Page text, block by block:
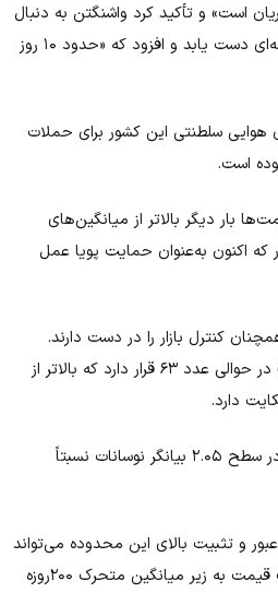
است» و تأکید کرد واشنگتن به دنبال
دستیابی به یک «توافق معنادار» است. او بار دیگر تصریح کرد که ایران نباید به سلاح هسته‌ای دست یابد و افزود که «حدود ۱۰ روز
هوایی سلطنتی این کشور برای حملات
است.
بار دیگر بالاتر از میانگین‌های
قرار گرفته‌اند؛ از جمله میانگین متحرک ساده ۲۰۰روزه در محدوده ۶۲.۲۰ دلار که اکنون به‌عنوان حمایت پویا عمل
کنترل بازار را در دست دارند.
اندیکاتورهای مومنتوم نیز این تمایل صعودی را تأیید می‌کنند. شاخص قدرت نسبی (RSI) در حوالی عدد ۶۳ قرار دارد که بالاتر از
همچنین شاخص ADX در محدوده ۲۸ نشان‌دهنده تقویت روند فعلی است و مقدار ATR در سطح ۲.۰۵ بیانگر نوسانات نسبتاً
حال آزمون محدوده مقاومتی مهم ۶۶ تا ۶۷ دلار است. عبور و تثبیت بالای این محدوده می‌تواند
مسیر را برای حرکت به سمت هدف بعدی در نزدیکی ۷۰ دلار هموار کند. در مقابل، شکست قیمت به زیر میانگین متحرک ۲۰۰روزه